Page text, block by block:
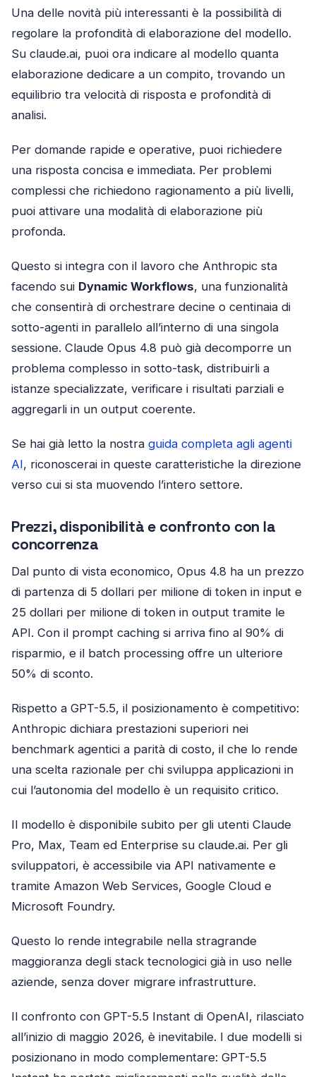
Una delle novità più interessanti è la possibilità di
regolare la profondità di elaborazione del modello.
Su claude.ai, puoi ora indicare al modello quanta
elaborazione dedicare a un compito, trovando un
equilibrio tra velocità di risposta e profondità di
analisi.
Per domande rapide e operative, puoi richiedere
una risposta concisa e immediata. Per problemi
complessi che richiedono ragionamento a più livelli,
puoi attivare una modalità di elaborazione più
profonda.
Questo si integra con il lavoro che Anthropic sta
facendo sui Dynamic Workflows, una funzionalità
che consentirà di orchestrare decine o centinaia di
sotto-agenti in parallelo all’interno di una singola
sessione. Claude Opus 4.8 può già decomporre un
problema complesso in sotto-task, distribuirli a
istanze specializzate, verificare i risultati parziali e
aggregarli in un output coerente.
Se hai già letto la nostra guida completa agli agenti
AI, riconoscerai in queste caratteristiche la direzione
verso cui si sta muovendo l’intero settore.
Prezzi, disponibilità e confronto con la
concorrenza
Dal punto di vista economico, Opus 4.8 ha un prezzo
di partenza di 5 dollari per milione di token in input e
25 dollari per milione di token in output tramite le
API. Con il prompt caching si arriva fino al 90% di
risparmio, e il batch processing offre un ulteriore
50% di sconto.
Rispetto a GPT-5.5, il posizionamento è competitivo:
Anthropic dichiara prestazioni superiori nei
benchmark agentici a parità di costo, il che lo rende
una scelta razionale per chi sviluppa applicazioni in
cui l’autonomia del modello è un requisito critico.
Il modello è disponibile subito per gli utenti Claude
Pro, Max, Team ed Enterprise su claude.ai. Per gli
sviluppatori, è accessibile via API nativamente e
tramite Amazon Web Services, Google Cloud e
Microsoft Foundry.
Questo lo rende integrabile nella stragrande
maggioranza degli stack tecnologici già in uso nelle
aziende, senza dover migrare infrastrutture.
Il confronto con GPT-5.5 Instant di OpenAI, rilasciato
all’inizio di maggio 2026, è inevitabile. I due modelli si
posizionano in modo complementare: GPT-5.5